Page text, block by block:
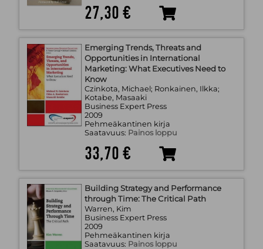
27,30 €
Emerging Trends, Threats and
Opportunities in International
Marketing: What Executives Need to
Know
Czinkota, Michael; Ronkainen, Ilkka;
Kotabe, Masaaki
Business Expert Press
2009
Pehmeäkantinen kirja
Saatavuus: Painos loppu
33,70 €
Building Strategy and Performance
through Time: The Critical Path
Warren, Kim
Business Expert Press
2009
Pehmeäkantinen kirja
Saatavuus: Painos loppu